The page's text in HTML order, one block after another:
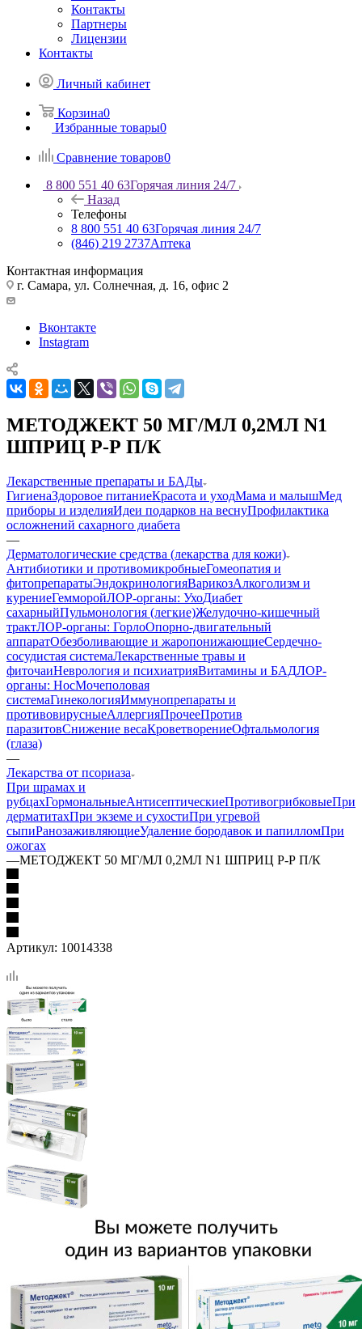
Контакты
Партнеры
Лицензии
Контакты
Личный кабинет
Корзина0
Избранные товары0
Сравнение товаров0
8 800 551 40 63Горячая линия 24/7
Назад
Телефоны
8 800 551 40 63Горячая линия 24/7
(846) 219 2737Аптека
Контактная информация
г. Самара, ул. Солнечная, д. 16, офис 2
Вконтакте
Instagram
МЕТОДЖЕКТ 50 МГ/МЛ 0,2МЛ N1
ШПРИЦ Р-Р П/К
Лекарственные препараты и БАДы
ГигиенаЗдоровое питаниеКрасота и уходМама и малышМед
приборы и изделияИдеи подарков на веснуПрофилактика
осложнений сахарного диабета
—
Дерматологические средства (лекарства для кожи)
Антибиотики и противомикробныеГомеопатия и
фитопрепаратыЭндокринологияВарикозАлкоголизм и
курениеГемморойЛОР-органы: УхоДиабет
сахарныйПульмонология (легкие)Желудочно-кишечный
трактЛОР-органы: ГорлоОпорно-двигательный
аппаратОбезболивающие и жаропонижающиеСердечно-
сосудистая системаЛекарственные травы и
фиточаиНеврология и психиатрияВитамины и БАДЛОР-
органы: НосМочеполовая
системаГинекологияИммунопрепараты и
противовирусныеАллергияПрочееПротив
паразитовСнижение весаКроветворениеОфтальмология
(глаза)
—
Лекарства от псориаза
При шрамах и
рубцахГормональныеАнтисептическиеПротивогрибковыеПри
дерматитахПри экземе и сухостиПри угревой
сыпиРанозаживляющиеУдаление бородавок и папилломПри
ожогах
—МЕТОДЖЕКТ 50 МГ/МЛ 0,2МЛ N1 ШПРИЦ Р-Р П/К
Артикул: 10014338